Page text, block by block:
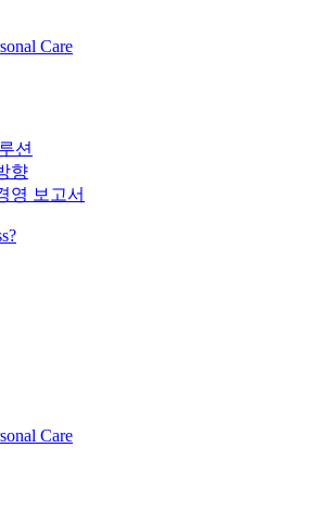
Care
션
향
영 보고서
Care